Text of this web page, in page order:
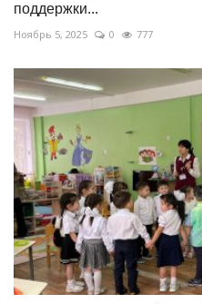
поддержки...
Ноябрь 5, 2025 0 777